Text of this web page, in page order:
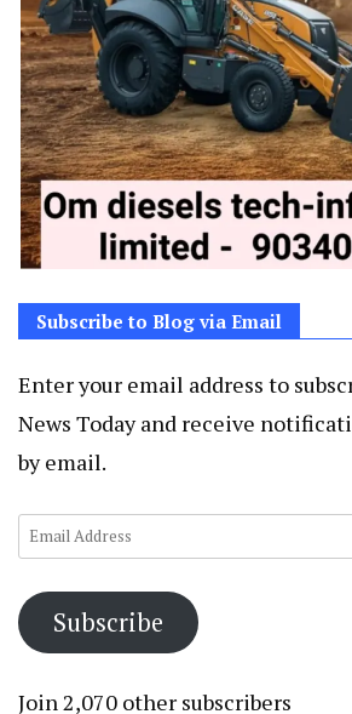
Subscribe to Blog via Email
Enter your email address to
News Today and receive
by email.
Email
Subscribe
Join 2,070 other subscribers